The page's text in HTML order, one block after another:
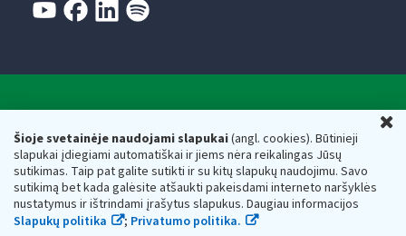
Šioje svetainėje naudojami slapukai(angl. cookies). Būtinieji
slapukai įdiegiami automatiškai ir jiems nėra reikalingas Jūsų
sutikimas. Taip pat galite sutikti ir su kitų slapukų naudojimu. Savo
sutikimą bet kada galėsite atšaukti pakeisdami interneto naršyklės
nustatymus ir ištrindami įrašytus slapukus. Daugiau informacijos
Slapukų politika
; Privatumo politika.
Valstybinė mokesčių inspekcija prie Lietuvos
Respublikos finansų ministerijos
Biudžetinė įstaiga. Juridinio asmens kodas — 188659752,
adresas: Vasario 16-osios g. 14, 01107 Vilnius, Lietuva, el.paštas:
vmi@vmi.lt , E. pristatymo dėžutės adresas 188659752
Duomenys apie Valstybinę mokesčių inspekciją prie Lietuvos
Respublikos finansų ministerijos kaupiami ir saugomi Juridinių